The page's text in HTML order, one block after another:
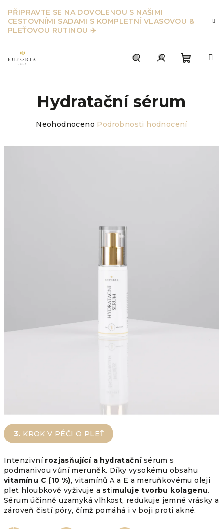
na
obsah
PŘIPRAVTE SE NA DOVOLENOU S NAŠIMI
CESTOVNÍMI SADAMI S KOMPLETNÍ VLASOVOU &
PLEŤOVOU RUTINOU ✈️
3. KROK V PÉČI O PLEŤ
Intenzivní rozjasňující a hydratačnísérum s
podmanivou vůní meruněk. Díky vysokému obsahu
vitamínu C (10 %), vitamínů A a E a meruňkovému oleji
pleť hloubkově vyživuje a stimuluje tvorbu kolagenu.
Sérum účinně uzamyká vlhkost, redukuje jemné vrásky a
zároveň čistí póry, čímž pomáhá i v boji proti akné.
Hydratační sérum
PrůměrnéNeohodnoceno Podrobnosti hodnocení